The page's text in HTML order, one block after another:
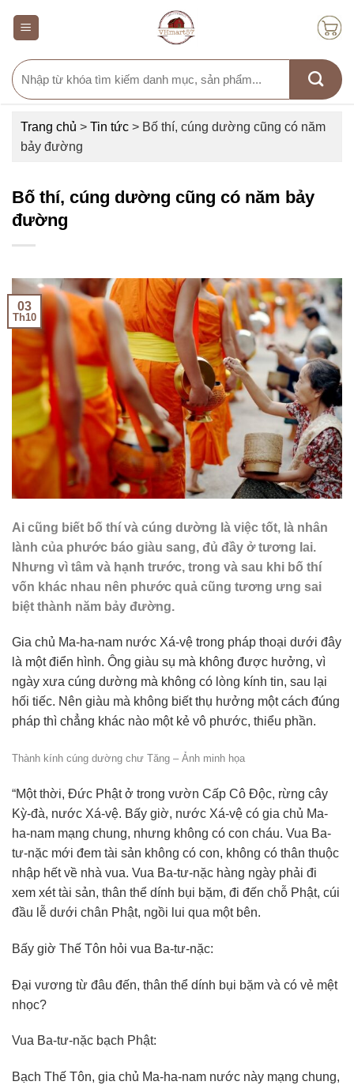
Search
for:
Trang chủ > Tin tức > Bố thí, cúng dường cũng có năm
bảy đường
Bố thí, cúng dường cũng có năm bảy
đường
03
Th10
Ai cũng biết bố thí và cúng dường là việc tốt, là nhân
lành của phước báo giàu sang, đủ đầy ở tương lai.
Nhưng vì tâm và hạnh trước, trong và sau khi bố thí
vốn khác nhau nên phước quả cũng tương ưng sai
biệt thành năm bảy đường.
Gia chủ Ma-ha-nam nước Xá-vệ trong pháp thoại dưới đây
là một điển hình. Ông giàu sụ mà không được hưởng, vì
ngày xưa cúng dường mà không có lòng kính tin, sau lại
hối tiếc. Nên giàu mà không biết thụ hưởng một cách đúng
pháp thì chẳng khác nào một kẻ vô phước, thiểu phần.
Thành kính cúng dường chư Tăng – Ảnh minh họa
“Một thời, Đức Phật ở trong vườn Cấp Cô Độc, rừng cây
Kỳ-đà, nước Xá-vệ. Bấy giờ, nước Xá-vệ có gia chủ Ma-
ha-nam mạng chung, nhưng không có con cháu. Vua Ba-
tư-nặc mới đem tài sản không có con, không có thân thuộc
nhập hết về nhà vua. Vua Ba-tư-nặc hàng ngày phải đi
xem xét tài sản, thân thể dính bụi bặm, đi đến chỗ Phật, cúi
đầu lễ dưới chân Phật, ngồi lui qua một bên.
Bấy giờ Thế Tôn hỏi vua Ba-tư-nặc:
Đại vương từ đâu đến, thân thể dính bụi bặm và có vẻ mệt
nhọc?
Vua Ba-tư-nặc bạch Phật:
Bạch Thế Tôn, gia chủ Ma-ha-nam nước này mạng chung,